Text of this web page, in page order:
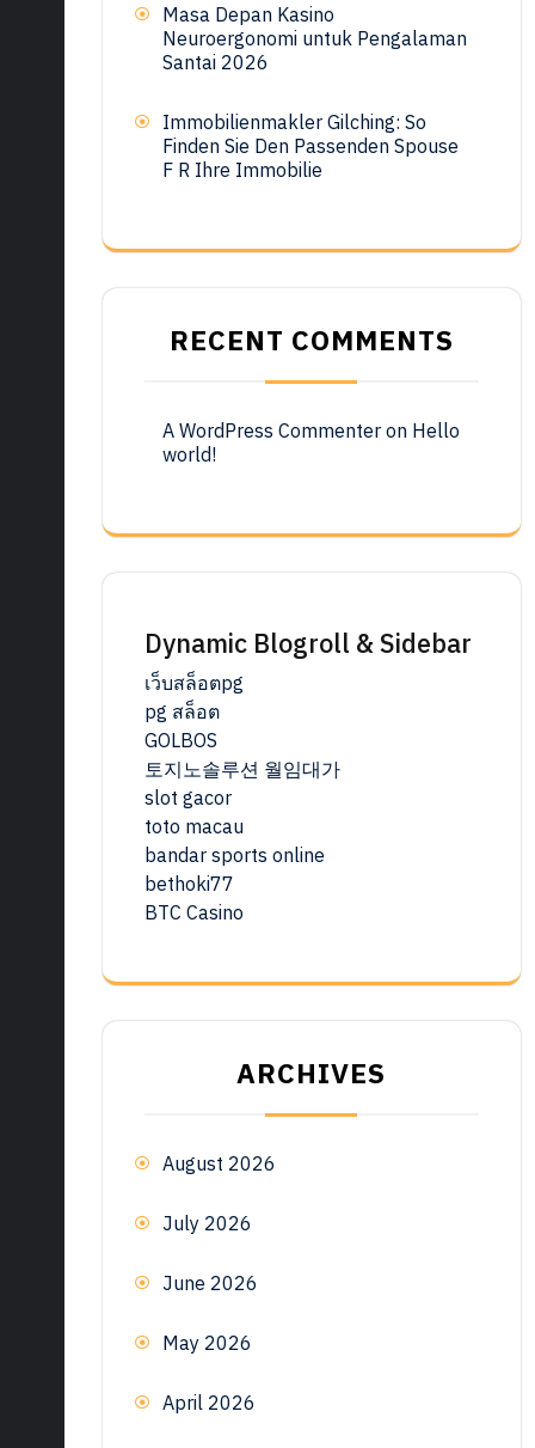
Masa Depan Kasino
Neuroergonomi untuk Pengalaman
Santai 2026
Immobilienmakler Gilching: So
Finden Sie Den Passenden Spouse
F R Ihre Immobilie
RECENT COMMENTS
A WordPress Commenteron Hello
world!
Dynamic Blogroll & Sidebar
เว็บสล็อตpg
pg สล็อต
GOLBOS
토지노솔루션 월임대가
slot gacor
toto macau
bandar sports online
bethoki77
BTC Casino
ARCHIVES
August 2026
July 2026
June 2026
May 2026
April 2026